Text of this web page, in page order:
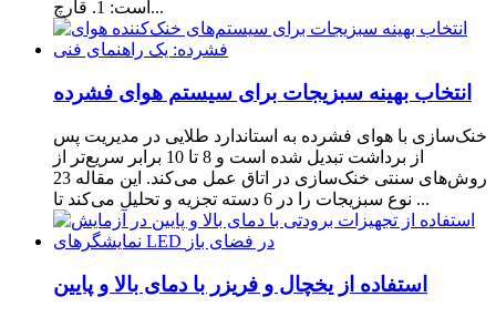
است: 1. قارچ...
انتخاب بهینه سبزیجات برای سیستم هوای فشرده
خنک‌سازی با هوای فشرده به استاندارد طلایی در مدیریت پس
از برداشت تبدیل شده است و 8 تا 10 برابر سریع‌تر از
روش‌های سنتی خنک‌سازی در اتاق عمل می‌کند. این مقاله 23
نوع سبزیجات را در 6 دسته تجزیه و تحلیل می‌کند تا ...
استفاده از یخچال و فریزر با دمای بالا و پایین